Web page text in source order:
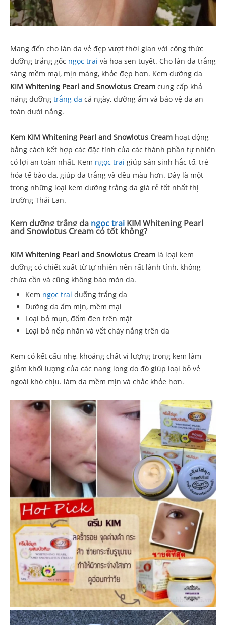
Mang đến cho làn da vẻ đẹp vượt thời gian với công thức
dưỡng trắng gốc ngọc trai và hoa sen tuyết. Cho làn da trắng
sáng mềm mại, mịn màng, khỏe đẹp hơn. Kem dưỡng da
KIM Whitening Pearl and Snowlotus Cream cung cấp khả
năng dưỡng trắng da cả ngày, dưỡng ẩm và bảo vệ da an
toàn dưới nắng.
Kem KIM Whitening Pearl and Snowlotus Cream hoạt động
bằng cách kết hợp các đặc tính của các thành phần tự nhiên
có lợi an toàn nhất. Kem ngọc trai giúp sản sinh hắc tố, trẻ
hóa tế bào da, giúp da trắng và đều màu hơn. Đây là một
trong những loại kem dưỡng trắng da giá rẻ tốt nhất thị
trường Thái Lan.
Kem dưỡng trắng da ngọc trai KIM Whitening Pearl
and Snowlotus Cream có tốt không?
KIM Whitening Pearl and Snowlotus Cream là loại kem
dưỡng có chiết xuất từ tự nhiên nên rất lành tính, không
chứa cồn và cũng không bào mòn da.
Kem ngọc trai dưỡng trắng da
Dưỡng da ẩm mịn, mềm mại
Loại bỏ mụn, đốm đen trên mặt
Loại bỏ nếp nhăn và vết cháy nắng trên da
Kem có kết cấu nhẹ, khoáng chất vi lượng trong kem làm
giảm khối lượng của các nang long do đó giúp loại bỏ vẻ
ngoài khó chịu. làm da mềm mịn và chắc khỏe hơn.